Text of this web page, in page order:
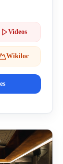
Videos
Wikiloc